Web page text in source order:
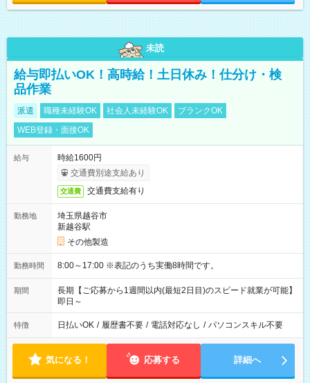
未読
給与即払いOK！高時給！土日休み！仕分け・検
品作業
派遣 職種未経験OK 社会人未経験OK
ブランクOK
WEB登録・面接OK
給与
時給1600円
交通費別途支給あり
交通費 交通費支給有り
勤務地
埼玉県越谷市
新越谷駅
その他製造
勤務時間 8:00～17:00 ※表記のうち実働8時間です。
期間
長期【ご応募から1週間以内(最短2日目)のスピード就業が可能】
即日～
特徴 日払いOK / 履歴書不要 / 電話対応なし / パソコンスキル不要
気になる！ 応募する 詳細へ